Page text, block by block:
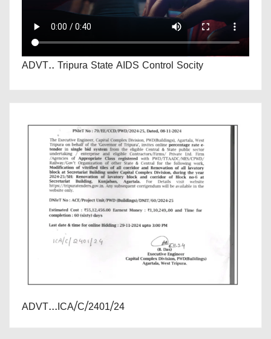
ADVT.. Tripura State AIDS Control Socity
ADVT...ICA/C/2401/24